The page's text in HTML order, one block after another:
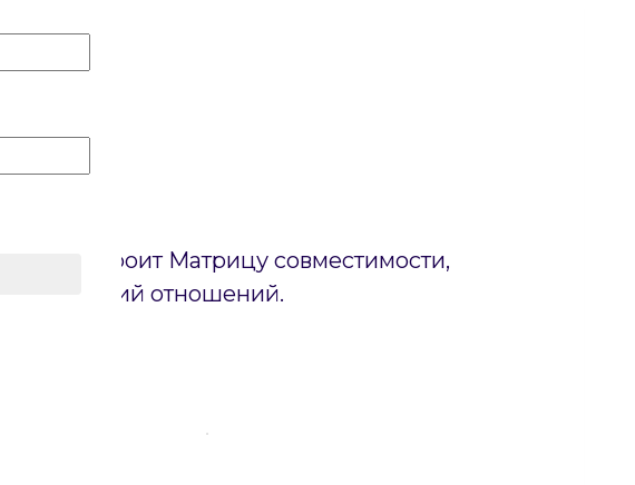
построит Матрицу совместимости,
энергий отношений.